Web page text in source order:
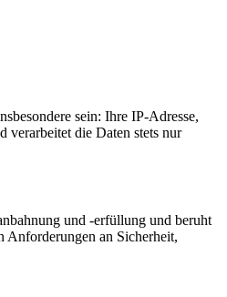
sein: Ihre IP-Adresse,
verarbeitet die Daten stets nur
und -erfüllung und beruht
Anforderungen an Sicherheit,